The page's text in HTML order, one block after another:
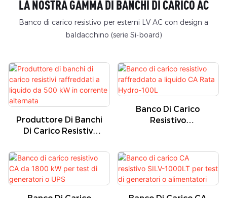
LA NOSTRA GAMMA DI BANCHI DI CARICO AC
Banco di carico resistivo per esterni LV AC con design a
baldacchino (serie Si-board)
Produttore Di Banchi
Di Carico Resistivi
Liquido Da 500 KW In
Corrente Alternata
Banco Di Carico
Resistivo
Hydro-100L